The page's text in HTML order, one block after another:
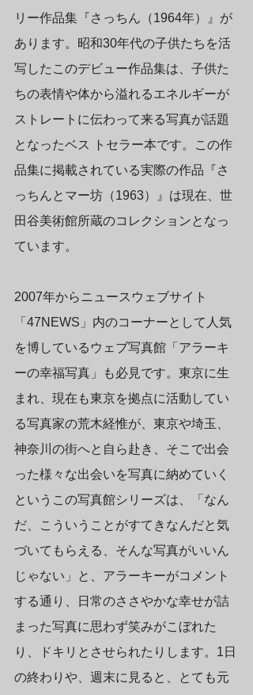
リー作品集『さっちん（1964年）』が
あります。昭和30年代の子供たちを活
写したこのデビュー作品集は、子供た
ちの表情や体から溢れるエネルギーが
ストレートに伝わって来る写真が話題
となったベス トセラー本です。この作
品集に掲載されている実際の作品『さ
っちんとマー坊（1963）』は現在、世
田谷美術館所蔵のコレクションとなっ
ています。
2007年からニュースウェブサイト
「47NEWS」内のコーナーとして人気
を博しているウェブ写真館「アラーキ
ーの幸福写真」も必見です。東京に生
まれ、現在も東京を拠点に活動してい
る写真家の荒木経惟が、東京や埼玉、
神奈川の街へと自ら赴き、そこで出会
った様々な出会いを写真に納めていく
というこの写真館シリーズは、「なん
だ、こういうことがすてきなんだと気
づいてもらえる、そんな写真がいいん
じゃない」と、アラーキーがコメント
する通り、日常のささやかな幸せが詰
まった写真に思わず笑みがこぼれた
り、ドキリとさせられたりします。1日
の終わりや、週末に見ると、とても元